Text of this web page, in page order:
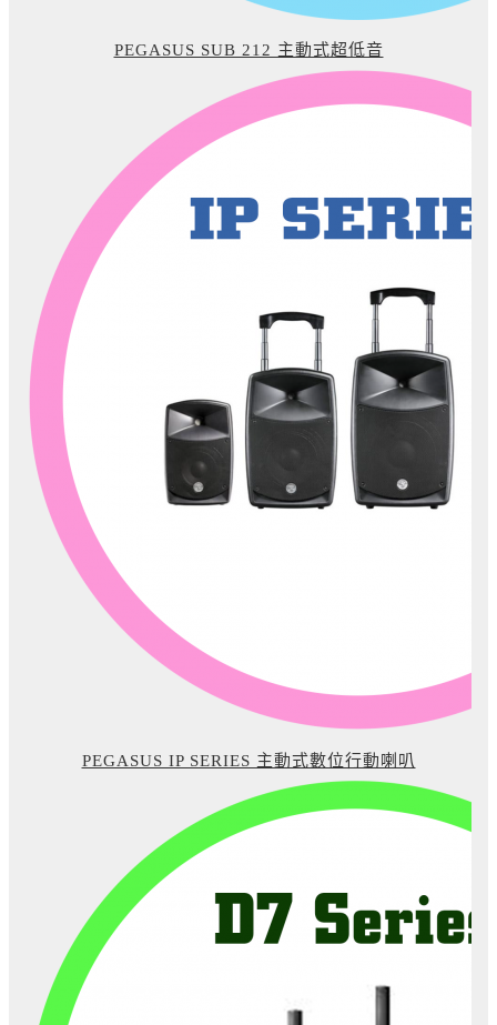
PEGASUS SUB 212 主動式超低音
PEGASUS IP SERIES 主動式數位行動喇叭